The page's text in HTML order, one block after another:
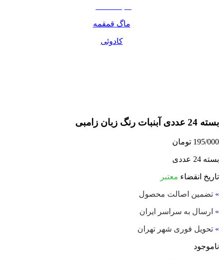
ماگ قمقمه
کادوئی
بسته 24 عددی آبنبات رنگ زبان زامبی
195/000 تومان
بسته 24 عددی
تاریخ انقضاء معتبر
» تضمین اصالت محصول
» ارسال به سراسر ایران
» تحویل فوری شهر تهران
ناموجود